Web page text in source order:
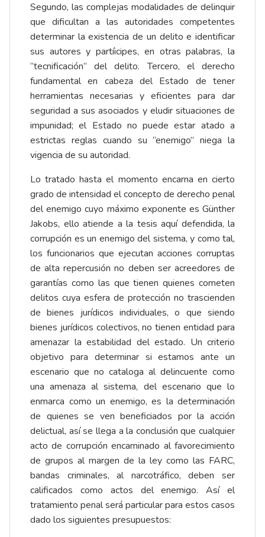
Segundo, las complejas modalidades de delinquir
que dificultan a las autoridades competentes
determinar la existencia de un delito e identificar
sus autores y partíicipes, en otras palabras, la
“tecnificación” del delito. Tercero, el derecho
fundamental en cabeza del Estado de tener
herramientas necesarias y eficientes para dar
seguridad a sus asociados y eludir situaciones de
impunidad; el Estado no puede estar atado a
estrictas reglas cuando su “enemigo” niega la
vigencia de su autoridad.
Lo tratado hasta el momento encarna en cierto
grado de intensidad el concepto de derecho penal
del enemigo cuyo máximo exponente es Günther
Jakobs, ello atiende a la tesis aquí defendida, la
corrupción es un enemigo del sistema, y como tal,
los funcionarios que ejecutan acciones corruptas
de alta repercusión no deben ser acreedores de
garantías como las que tienen quienes cometen
delitos cuya esfera de protección no trascienden
de bienes jurídicos individuales, o que siendo
bienes jurídicos colectivos, no tienen entidad para
amenazar la estabilidad del estado. Un criterio
objetivo para determinar si estamos ante un
escenario que no cataloga al delincuente como
una amenaza al sistema, del escenario que lo
enmarca como un enemigo, es la determinación
de quienes se ven beneficiados por la acción
delictual, así se llega a la conclusión que cualquier
acto de corrupción encaminado al favorecimiento
de grupos al margen de la ley como las FARC,
bandas criminales, al narcotráfico, deben ser
calificados como actos del enemigo. Así el
tratamiento penal será particular para estos casos
dado los siguientes presupuestos: